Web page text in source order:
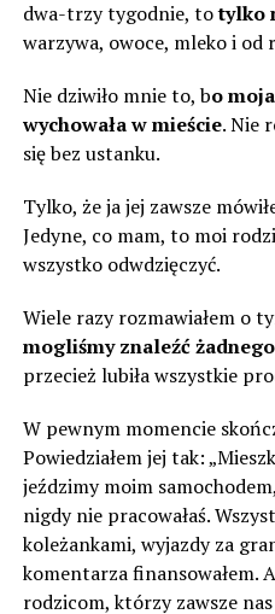
dwa-trzy tygodnie, totylko
warzywa, owoce, mleko i od
Nie dziwiło mnie to, bo
wychowała w mieście. Nie
się bez ustanku.
Tylko, że ja jej zawsze
Jedyne, co mam, to moi
wszystko odwdzięczyć.
Wiele razy rozmawiałem o
mogliśmy znaleźć
przecież lubiła wszystkie
W pewnym momencie
Powiedziałem jej tak:
jeździmy moim
nigdy nie pracowałaś.
koleżankami, wyjazdy za
komentarza finansowałem.
rodzicom, którzy zawsze